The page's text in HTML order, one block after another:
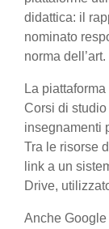
didattica: il
nominato
norma
La
Corsi di
insegnamenti
Tra le risorse
link a un
Drive,
Anche